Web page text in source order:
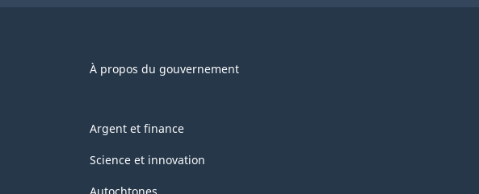
À propos du gouvernement
Argent et finance
Science et innovation